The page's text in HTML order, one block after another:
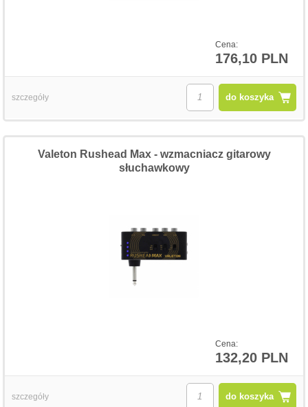
Cena:
176,10 PLN
do koszyka
szczegóły
Cena:
132,20 PLN
Valeton Rushead Max - wzmacniacz gitarowy
słuchawkowy
do koszyka
szczegóły